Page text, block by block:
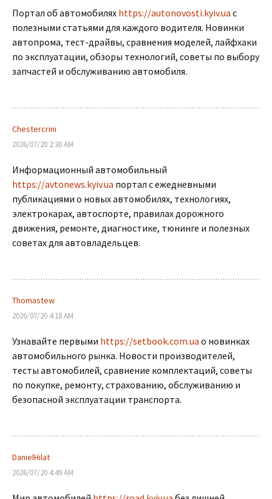
Портал об автомобилях https://autonovosti.kyiv.ua с
полезными статьями для каждого водителя. Новинки
автопрома, тест-драйвы, сравнения моделей, лайфхаки
по эксплуатации, обзоры технологий, советы по выбору
запчастей и обслуживанию автомобиля.
Chestercrini
2026/07/20 2:30 AM
Информационный автомобильный
https://avtonews.kyiv.ua портал с ежедневными
публикациями о новых автомобилях, технологиях,
электрокарах, автоспорте, правилах дорожного
движения, ремонте, диагностике, тюнинге и полезных
советах для автовладельцев.
Thomastew
2026/07/20 4:18 AM
Узнавайте первыми https://setbook.com.ua о новинках
автомобильного рынка. Новости производителей,
тесты автомобилей, сравнение комплектаций, советы
по покупке, ремонту, страхованию, обслуживанию и
безопасной эксплуатации транспорта.
DanielHilat
2026/07/20 4:49 AM